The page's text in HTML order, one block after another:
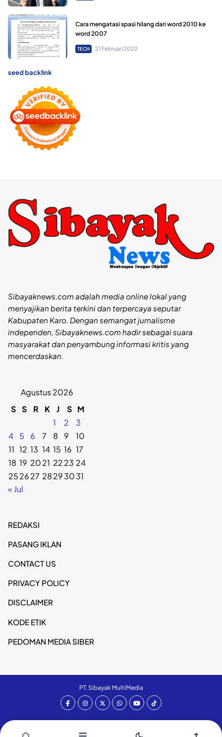
Cara mengatasi spasi hilang dari word 2010 ke
word 2007
TECH 21 Februari 2022
seed backlink
Sibayaknews.com adalah media online lokal yang
menyajikan berita terkini dan terpercaya seputar
Kabupaten Karo. Dengan semangat jurnalisme
independen, Sibayaknews.com hadir sebagai suara
masyarakat dan penyambung informasi kritis yang
mencerdaskan.
Agustus 2026
S S R K J S M
1
2
3
4
5 6 7 8 9
10
11 12 13 14 15 16 17
18 19 2021 2223 24
252627 28293031
« Jul
REDAKSI
PASANG IKLAN
CONTACT US
PRIVACY POLICY
DISCLAIMER
KODE ETIK
PEDOMAN MEDIA SIBER
PT. Sibayak MultiMedia